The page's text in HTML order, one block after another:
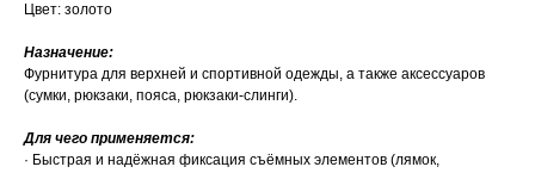
Цвет: золото
Назначение:
Фурнитура для верхней и спортивной одежды, а также аксессуаров
(сумки, рюкзаки, пояса, рюкзаки-слинги).
Для чего применяется:
· Быстрая и надёжная фиксация съёмных элементов (лямок,